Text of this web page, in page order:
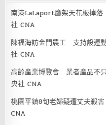
南港LaLaport鷹架天花板掉
社 CNA
陳福海訪金門農工 支持設運
社 CNA
高齡產業博覽會 業者產品不
央社 CNA
桃園平鎮8旬老婦疑遭丈夫殺
CNA